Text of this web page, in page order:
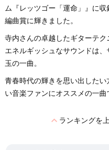
ム『レッツゴー「運命」』に
編曲賞に輝きました。
寺内さんの卓越したギターテ
エネルギッシュなサウンドは
玉の一曲。
青春時代の輝きを思い出した
い音楽ファンにオススメの一曲
expand_lessランキングを